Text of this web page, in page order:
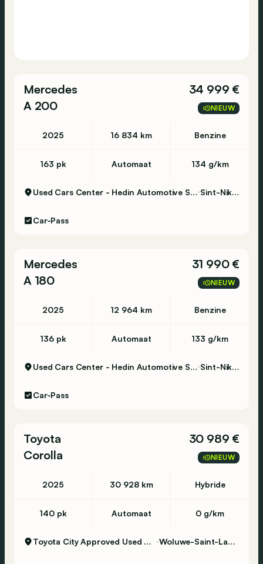
Mercedes
A 200
34 999 €
NIEUW
2025 16 834 km Benzine
163 pk Automaat 134 g/km
Used Cars Center - Hedin Automotive Sint-Niklaas Sint-Niklaas
Car-Pass
Mercedes
A 180
31 990 €
NIEUW
2025 12 964 km Benzine
136 pk Automaat 133 g/km
Used Cars Center - Hedin Automotive Sint-Niklaas Sint-Niklaas
Car-Pass
Toyota
Corolla
30 989 €
NIEUW
2025 30 928 km Hybride
140 pk Automaat 0 g/km
Toyota City Approved Used Woluwe Woluwe-Saint-Lambert